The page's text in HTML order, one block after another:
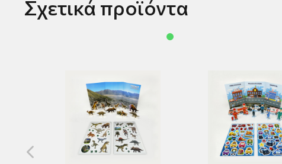
Σχετικά προϊόντα